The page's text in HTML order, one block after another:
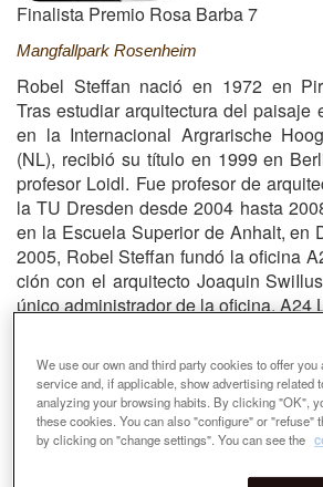
Finalista Premio Rosa Barba 7
Mangfallpark Rosenheim
Robel Steffan nació en 1972 en
Tras estudiar arquitectura del paisaje
en la Internacional Argrarische
(NL), recibió su título en 1999 en
profesor Loidl. Fue profesor de
la TU Dresden desde 2004 hasta
en la Escuela Superior de Anhalt, en
2005, Robel Steffan fundó la oficina
ción con el arquitecto Joaquin
único administrador de la oficina. A24
en proyectos de arquitectura del
internacionales dentro de entornos
de muchos jurados y mesas de
Además de otros numerosos
reconocido en el premio de
2011 para el Parque Mangfall.
We use our own and third party cookies to offer you
service and, if applicable, show advertising related
analyzing your browsing habits. By clicking "OK",
these cookies. You can also "configure" or "refuse"
by clicking on "change settings". You can see the